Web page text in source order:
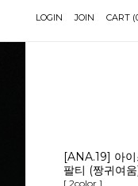
LOGIN JOIN CART (
[ANA.19] 아
팔티 (짱귀여
[ 2color ]